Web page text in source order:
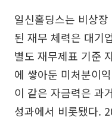
일신홀딩스는 비상
된 재무 체력은 대기
별도 재무제표 기준
에 쌓아둔 미처분이
이 같은 자금력은 과
성과에서 비롯됐다.